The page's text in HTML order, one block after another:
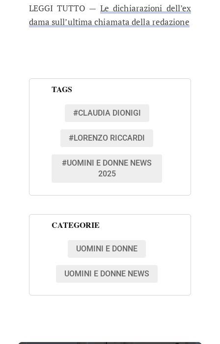
LEGGI TUTTO — Le dichiarazioni dell’ex
dama sull’ultima chiamata della redazione
TAGS
#CLAUDIA DIONIGI
#LORENZO RICCARDI
#UOMINI E DONNE NEWS
2025
CATEGORIE
UOMINI E DONNE
UOMINI E DONNE NEWS